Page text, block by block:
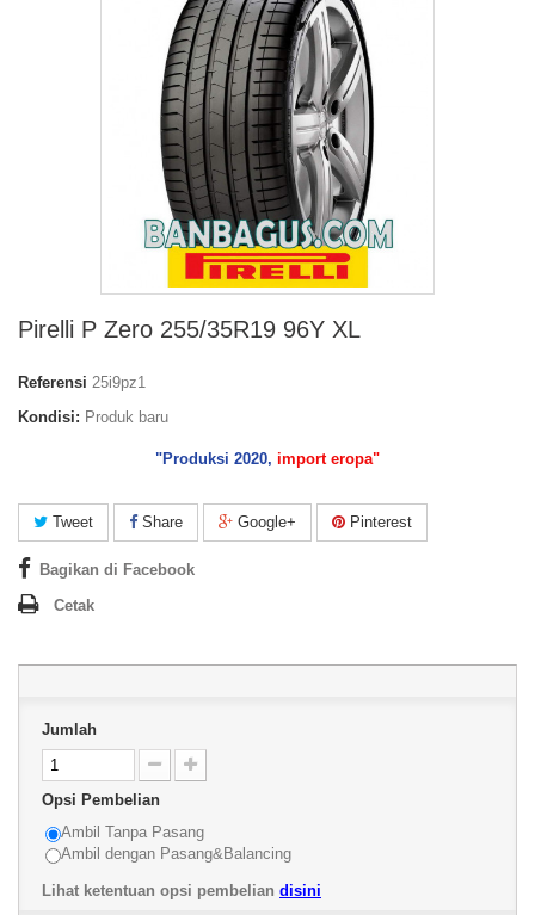
Pirelli P Zero 255/35R19 96Y XL
Referensi 25i9pz1
Kondisi: Produk baru
"Produksi 2020, import eropa"
Tweet Share Google+ Pinterest
Bagikan di Facebook
Cetak
Jumlah
Opsi Pembelian
Ambil Tanpa Pasang
Ambil dengan Pasang&Balancing
Lihat ketentuan opsi pembelian disini